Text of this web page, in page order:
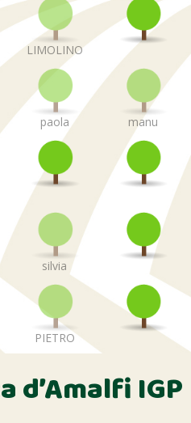
LIMOLINO
paola manu
silvia
PIETRO
d’Amalfi IGP